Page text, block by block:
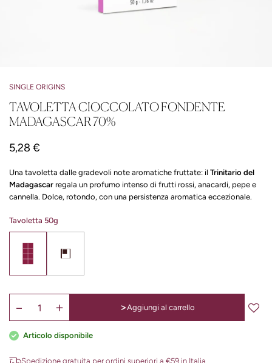
SINGLE ORIGINS
TAVOLETTA CIOCCOLATO FONDENTE
MADAGASCAR 70%
5,28 €
Una tavoletta dalle gradevoli note aromatiche fruttate: il Trinitario del
Madagascar regala un profumo intenso di frutti rossi, anacardi, pepe e
cannella. Dolce, rotondo, con una persistenza aromatica eccezionale.
Tavoletta 50g
>Aggiungi al carrello
Articolo disponibile
Spedizione gratuita per ordini superiori a €59 in Italia